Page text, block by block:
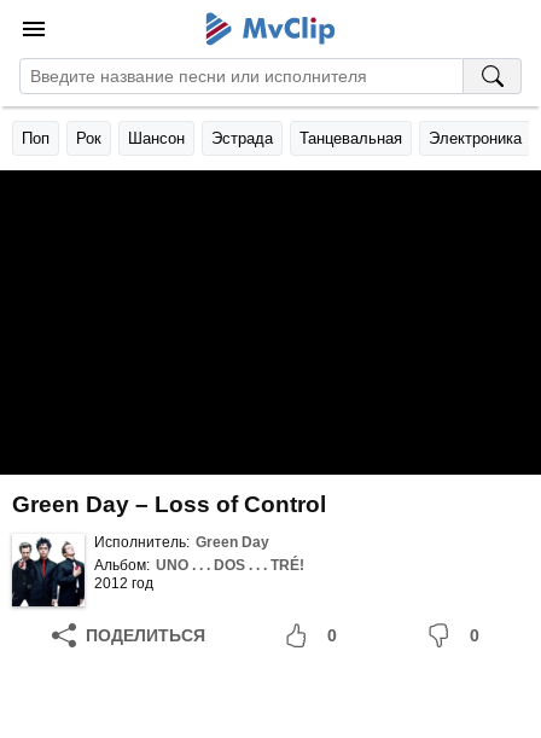
Поп Рок Шансон Эстрада Танцевальная Электроника
Green Day – Loss of Control
Исполнитель: Green Day
Альбом: UNO . . . DOS . . . TRÉ!
2012 год
ПОДЕЛИТЬСЯ 0 0